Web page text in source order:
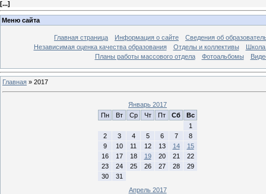
[...]
Меню сайта
Главная страница Информация о сайте
Сведения об
Независимая оценка качества образования
Отделы и коллективы
Школа
Планы работы массового отдела
Фотоальбомы
Главная » 2017
Январь 2017
Пн
Вт Ср Чт Пт Сб
Вс
1
2
3 4 5 6 7
8
9
10 11 12 13 14
15
16
17 18 19 20 21
22
23
24 25 26 27 28
29
30
31
Апрель 2017